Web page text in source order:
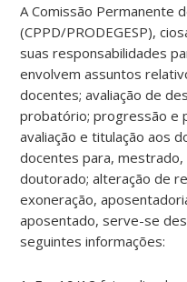
A Comissão Permanente
(CPPD/PRODEGESP),
suas responsabilidades
envolvem assuntos
docentes; avaliação de
probatório; progressão e
avaliação e titulação aos
docentes para,
doutorado; alteração de
exoneração,
aposentado, serve-se
seguintes informações: